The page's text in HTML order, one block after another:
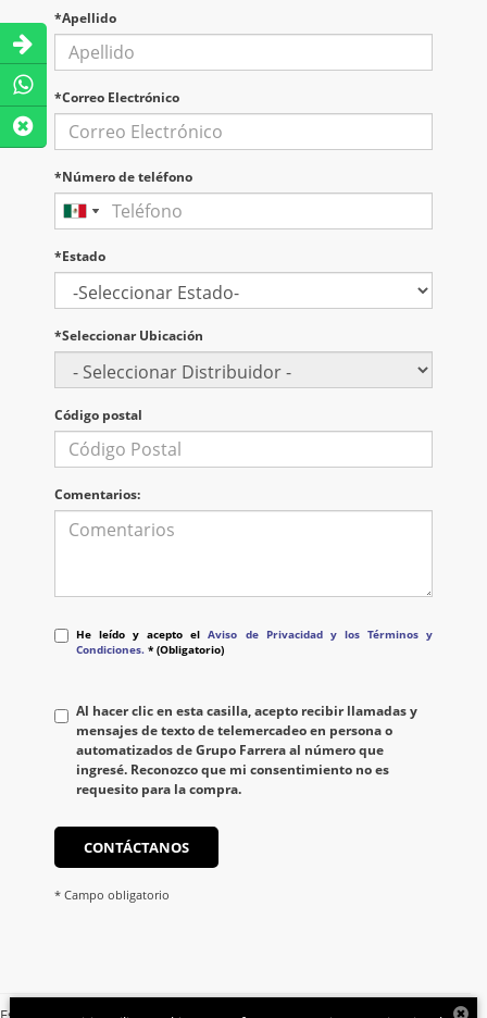
*Apellido
*Correo Electrónico
*Número de teléfono
*Estado
*Seleccionar Ubicación
Código postal
Comentarios:
He
leído
el
<a
href='/privacy.aspx'
target='_blank'>Aviso
de
He leído y acepto elAviso de Privacidad y los Términos y
Condiciones. * (Obligatorio)
Al hacer clic en esta casilla, acepto recibir llamadas y
mensajes de texto de telemercadeo en persona o
automatizados de Grupo Farrera al número que
ingresé. Reconozco que mi consentimiento no es
requesito para la compra.
CONTÁCTANOS
* Campo obligatorio